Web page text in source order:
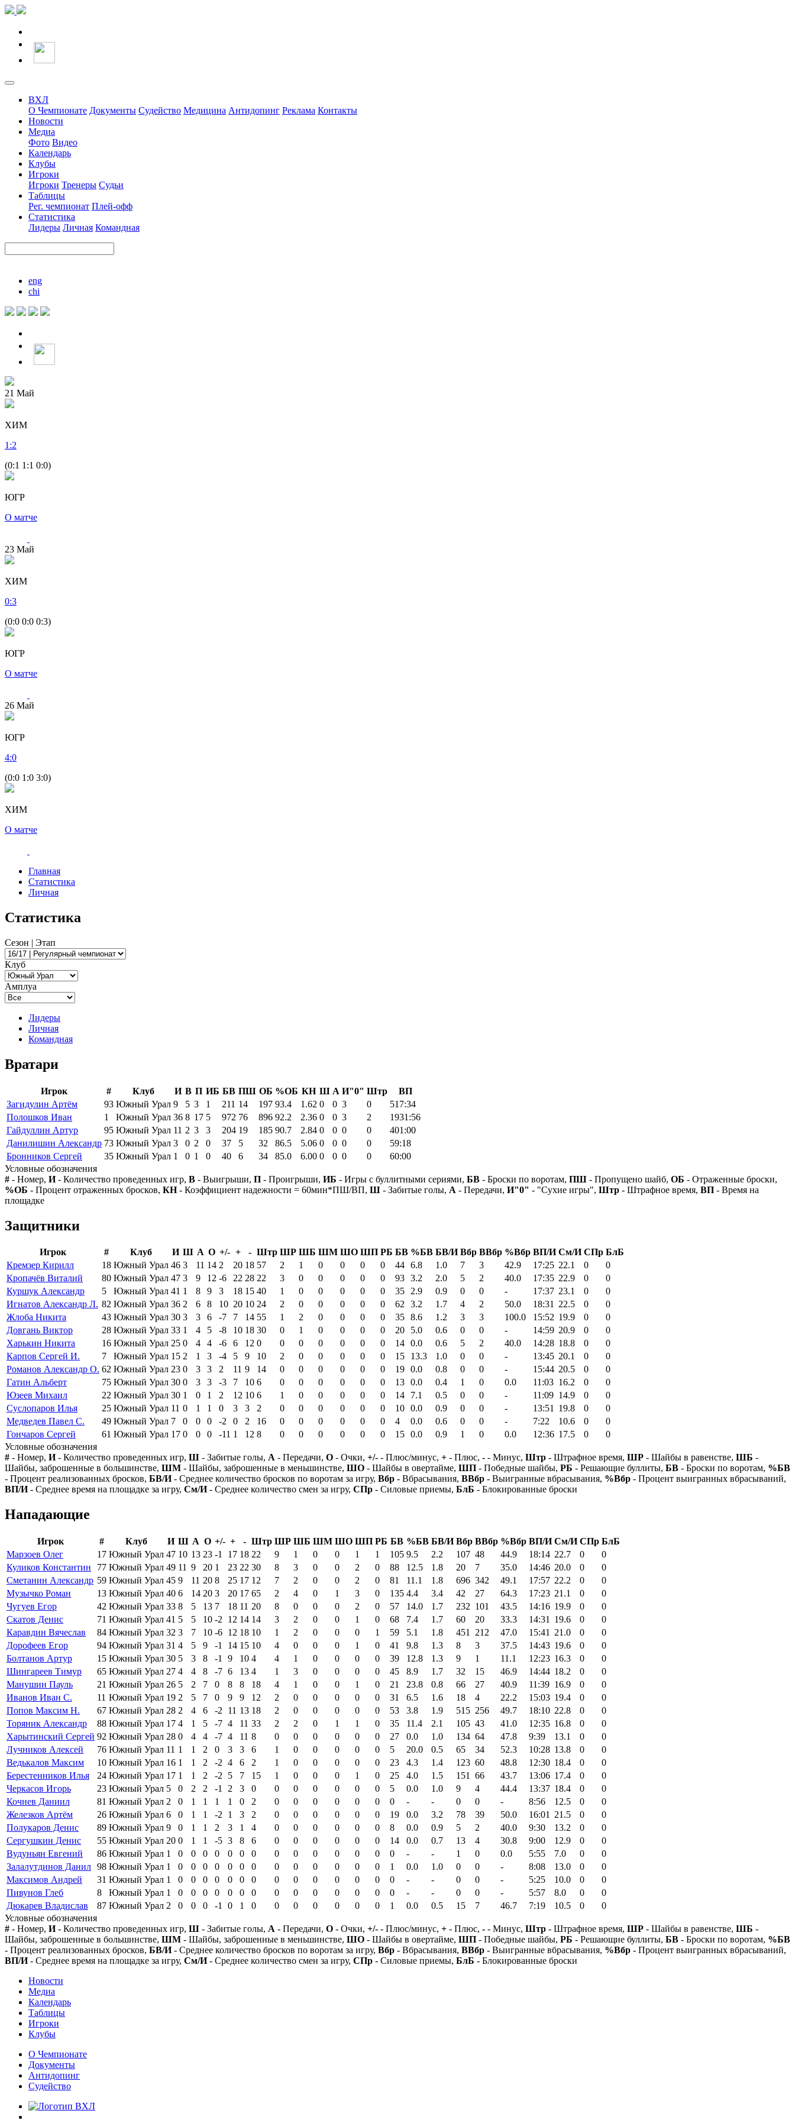
ВХЛ
О Чемпионате Документы Судейство Медицина Антидопинг Реклама Контакты
Новости
Медиа
Фото Видео
Календарь
Клубы
Игроки
Игроки Тренеры Судьи
Таблицы
Рег. чемпионат Плей-офф
Статистика
Лидеры Личная Командная
eng
chi
21 Май
ХИМ
1 :2
(0:1 1:1 0:0)
ЮГР
О матче
23 Май
ХИМ
0:3
(0:0 0:0 0:3)
ЮГР
О матче
26 Май
ЮГР
4:0
(0:0 1:0 3:0)
ХИМ
О матче
Главная
Статистика
Личная
Статистика
Сезон | Этап
Клуб
Амплуа
Лидеры
Личная
Командная
Вратари
Игрок # Клуб И В П ИБ БВ ПШ ОБ %ОБ КН Ш А И"0" Штр
ВП
Загидулин Артём
93 Южный Урал 9 5 3 1 211 14 197 93.4 1.62 0 0 3 0
517:34
Полошков Иван
1 Южный Урал 36 8 17 5 972 76 896 92.2 2.36 0 0 3 2
1931:56
Гайдуллин Артур
95 Южный Урал 11 2 3 3 204 19 185 90.7 2.84 0 0 0 0
401:00
Данилишин Александр 73 Южный Урал 3 0 2 0 37 5 32 86.5 5.06 0 0 0 0
59:18
Бронников Сергей
35 Южный Урал 1 0 1 0 40 6 34 85.0 6.00 0 0 0 0
60:00
Условные обозначения
# - Номер, И- Количество проведенных игр, В - Выигрыши, П - Проигрыши, ИБ - Игры с буллитными сериями, БВ - Броски по воротам, ПШ - Пропущено шайб, ОБ - Отраженные броски,
%ОБ - Процент отраженных бросков, КН- Коэффициент надежности = 60мин*ПШ/ВП, Ш - Забитые голы, А - Передачи, И"0" - "Сухие игры", Штр - Штрафное время, ВП - Время на
площадке
Защитники
Игрок # Клуб И Ш А О +/- + - Штр ШР ШБ ШМ ШО ШП РБ БВ %БВ БВ/И Вбр ВВбр %Вбр ВП/И См/И СПр БлБ
Кремзер Кирилл
18 Южный Урал 46 3 11 14 2 20 18 57 2 1 0 0 0 0 44 6.8 1.0 7 3 42.9 17:25 22.1 0
0
Кропачёв Виталий
80 Южный Урал 47 3 9 12 -6 22 28 22 3 0 0 0 0 0 93 3.2 2.0 5 2 40.0 17:35 22.9 0
0
Куршук Александр
5 Южный Урал 41 1 8 9 3 18 15 40 1 0 0 0 0 0 35 2.9 0.9 0 0 - 17:37 23.1 0
0
Игнатов Александр Л. 82 Южный Урал 36 2 6 8 10 20 10 24 2 0 0 0 0 0 62 3.2 1.7 4 2 50.0 18:31 22.5 0
0
Жлоба Никита
43 Южный Урал 30 3 3 6 -7 7 14 55 1 2 0 0 0 0 35 8.6 1.2 3 3 100.0 15:52 19.9 0
0
Довгань Виктор
28 Южный Урал 33 1 4 5 -8 10 18 30 0 1 0 0 0 0 20 5.0 0.6 0 0 - 14:59 20.9 0
0
Харькин Никита
16 Южный Урал 25 0 4 4 -6 6 12 0 0 0 0 0 0 0 14 0.0 0.6 5 2 40.0 14:28 18.8 0
0
Карпов Сергей И.
7 Южный Урал 15 2 1 3 -4 5 9 10 2 0 0 0 0 0 15 13.3 1.0 0 0 - 13:45 20.1 0
0
Романов Александр О. 62 Южный Урал 23 0 3 3 2 11 9 14 0 0 0 0 0 0 19 0.0 0.8 0 0 - 15:44 20.5 0
0
Гатин Альберт
75 Южный Урал 30 0 3 3 -3 7 10 6 0 0 0 0 0 0 13 0.0 0.4 1 0 0.0 11:03 16.2 0
0
Юзеев Михаил
22 Южный Урал 30 1 0 1 2 12 10 6 1 0 0 0 0 0 14 7.1 0.5 0 0 - 11:09 14.9 0
0
Суслопаров Илья
25 Южный Урал 11 0 1 1 0 3 3 2 0 0 0 0 0 0 10 0.0 0.9 0 0 - 13:51 19.8 0
0
Медведев Павел С.
49 Южный Урал 7 0 0 0 -2 0 2 16 0 0 0 0 0 0 4 0.0 0.6 0 0 - 7:22 10.6 0
0
Гончаров Сергей
61 Южный Урал 17 0 0 0 -11 1 12 8 0 0 0 0 0 0 15 0.0 0.9 1 0 0.0 12:36 17.5 0
0
Условные обозначения
# - Номер, И- Количество проведенных игр, Ш - Забитые голы, А - Передачи, О - Очки, +/- - Плюс/минус, + - Плюс, - - Минус, Штр - Штрафное время, ШР - Шайбы в равенстве, ШБ -
Шайбы, заброшенные в большинстве, ШМ - Шайбы, заброшенные в меньшинстве, ШО - Шайбы в овертайме, ШП - Победные шайбы, РБ - Решающие буллиты, БВ - Броски по воротам, %БВ
- Процент реализованных бросков, БВ/И- Среднее количество бросков по воротам за игру, Вбр - Вбрасывания, ВВбр - Выигранные вбрасывания, %Вбр - Процент выигранных вбрасываний,
ВП/И- Среднее время на площадке за игру, См/И- Среднее количество смен за игру, СПр - Силовые приемы, БлБ - Блокированные броски
Нападающие
Игрок # Клуб И Ш А О +/- + - Штр ШР ШБ ШМ ШО ШП РБ БВ %БВ БВ/И Вбр ВВбр %Вбр ВП/И См/И СПр БлБ
Марзоев Олег
17 Южный Урал 47 10 13 23 -1 17 18 22 9 1 0 0 1 1 105 9.5 2.2 107 48 44.9 18:14 22.7 0
0
Куликов Константин
77 Южный Урал 49 11 9 20 1 23 22 30 8 3 0 0 2 0 88 12.5 1.8 20 7 35.0 14:46 20.0 0
0
Сметанин Александр 59 Южный Урал 45 9 11 20 8 25 17 12 7 2 0 0 2 0 81 11.1 1.8 696 342 49.1 17:57 22.2 0
0
Музычко Роман
13 Южный Урал 40 6 14 20 3 20 17 65 2 4 0 1 3 0 135 4.4 3.4 42 27 64.3 17:23 21.1 0
0
Чугуев Егор
42 Южный Урал 33 8 5 13 7 18 11 20 8 0 0 0 2 0 57 14.0 1.7 232 101 43.5 14:16 19.9 0
0
Скатов Денис
71 Южный Урал 41 5 5 10 -2 12 14 14 3 2 0 0 1 0 68 7.4 1.7 60 20 33.3 14:31 19.6 0
0
Каравдин Вячеслав
84 Южный Урал 32 3 7 10 -6 12 18 10 1 2 0 0 0 1 59 5.1 1.8 451 212 47.0 15:41 21.0 0
0
Дорофеев Егор
94 Южный Урал 31 4 5 9 -1 14 15 10 4 0 0 0 1 0 41 9.8 1.3 8 3 37.5 14:43 19.6 0
0
Болтанов Артур
15 Южный Урал 30 5 3 8 -1 9 10 4 4 1 0 0 0 0 39 12.8 1.3 9 1 11.1 12:23 16.3 0
0
Шингареев Тимур
65 Южный Урал 27 4 4 8 -7 6 13 4 1 3 0 0 0 0 45 8.9 1.7 32 15 46.9 14:44 18.2 0
0
Манушин Пауль
21 Южный Урал 26 5 2 7 0 8 8 18 4 1 0 0 1 0 21 23.8 0.8 66 27 40.9 11:39 16.9 0
0
Иванов Иван С.
11 Южный Урал 19 2 5 7 0 9 9 12 2 0 0 0 0 0 31 6.5 1.6 18 4 22.2 15:03 19.4 0
0
Попов Максим Н.
67 Южный Урал 28 2 4 6 -2 11 13 18 2 0 0 0 0 0 53 3.8 1.9 515 256 49.7 18:10 22.8 0
0
Торяник Александр
88 Южный Урал 17 4 1 5 -7 4 11 33 2 2 0 1 1 0 35 11.4 2.1 105 43 41.0 12:35 16.8 0
0
Харытинский Сергей 92 Южный Урал 28 0 4 4 -7 4 11 8 0 0 0 0 0 0 27 0.0 1.0 134 64 47.8 9:39 13.1 0
0
Лучников Алексей
76 Южный Урал 11 1 1 2 0 3 3 6 1 0 0 0 0 0 5 20.0 0.5 65 34 52.3 10:28 13.8 0
0
Ведькалов Максим
10 Южный Урал 16 1 1 2 -2 4 6 2 1 0 0 0 0 0 23 4.3 1.4 123 60 48.8 12:30 18.4 0
0
Берестенников Илья
24 Южный Урал 17 1 1 2 -2 5 7 15 1 0 0 0 1 0 25 4.0 1.5 151 66 43.7 13:06 17.4 0
0
Черкасов Игорь
23 Южный Урал 5 0 2 2 -1 2 3 0 0 0 0 0 0 0 5 0.0 1.0 9 4 44.4 13:37 18.4 0
0
Кочнев Даниил
81 Южный Урал 2 0 1 1 1 1 0 2 0 0 0 0 0 0 0 - - 0 0 - 8:56 12.5 0
0
Железков Артём
26 Южный Урал 6 0 1 1 -2 1 3 2 0 0 0 0 0 0 19 0.0 3.2 78 39 50.0 16:01 21.5 0
0
Полукаров Денис
89 Южный Урал 9 0 1 1 2 3 1 4 0 0 0 0 0 0 8 0.0 0.9 5 2 40.0 9:30 13.2 0
0
Сергушкин Денис
55 Южный Урал 20 0 1 1 -5 3 8 6 0 0 0 0 0 0 14 0.0 0.7 13 4 30.8 9:00 12.9 0
0
Вудуньян Евгений
86 Южный Урал 1 0 0 0 0 0 0 0 0 0 0 0 0 0 0 - - 1 0 0.0 5:55 7.0 0
0
Залалутдинов Данил 98 Южный Урал 1 0 0 0 0 0 0 0 0 0 0 0 0 0 1 0.0 1.0 0 0 - 8:08 13.0 0
0
Максимов Андрей
31 Южный Урал 1 0 0 0 0 0 0 0 0 0 0 0 0 0 0 - - 0 0 - 5:25 10.0 0
0
Пивунов Глеб
8 Южный Урал 1 0 0 0 0 0 0 0 0 0 0 0 0 0 0 - - 0 0 - 5:57 8.0 0
0
Дюкарев Владислав
87 Южный Урал 2 0 0 0 -1 0 1 0 0 0 0 0 0 0 1 0.0 0.5 15 7 46.7 7:19 10.5 0
0
Условные обозначения
# - Номер, И- Количество проведенных игр, Ш - Забитые голы, А - Передачи, О - Очки, +/- - Плюс/минус, + - Плюс, - - Минус, Штр - Штрафное время, ШР - Шайбы в равенстве, ШБ -
Шайбы, заброшенные в большинстве, ШМ - Шайбы, заброшенные в меньшинстве, ШО - Шайбы в овертайме, ШП - Победные шайбы, РБ - Решающие буллиты, БВ - Броски по воротам, %БВ
- Процент реализованных бросков, БВ/И- Среднее количество бросков по воротам за игру, Вбр - Вбрасывания, ВВбр - Выигранные вбрасывания, %Вбр - Процент выигранных вбрасываний,
ВП/И- Среднее время на площадке за игру, См/И- Среднее количество смен за игру, СПр - Силовые приемы, БлБ - Блокированные броски
Новости
Медиа
Календарь
Таблицы
Игроки
Клубы
О Чемпионате
Документы
Антидопинг
Судейство